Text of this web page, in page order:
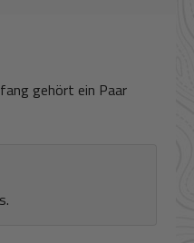
gehört ein Paar